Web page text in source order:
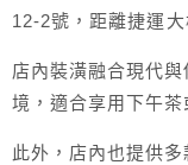
12-2號，距離捷運
店內裝潢融合現代
境，適合享用下午茶
此外，店內也提供